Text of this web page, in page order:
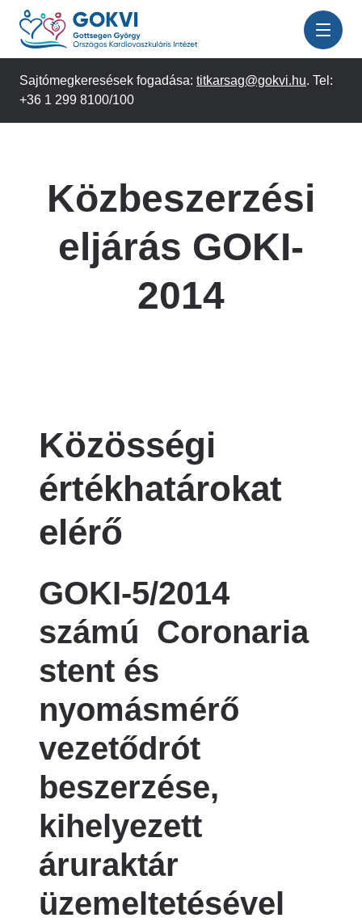
Ugrás
tartalomra
Sajtómegkeresések fogadása: titkarsag@gokvi.hu. Tel:
+36 1 299 8100/100
Közbeszerzési
eljárás GOKI-
2014
Közösségi
értékhatárokat
elérő
GOKI-5/2014
számú Coronaria
stent és
nyomásmérő
vezetődrót
beszerzése,
kihelyezett
áruraktár
üzemeltetésével